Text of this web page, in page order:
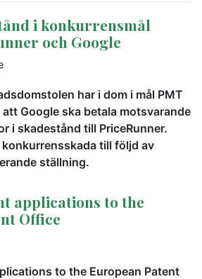
i konkurrensmål
och Google
har i dom i mål PMT
Google ska betala motsvarande
i skadestånd till PriceRunner.
till följd av
ställning.
applications to the
Office
to the European Patent